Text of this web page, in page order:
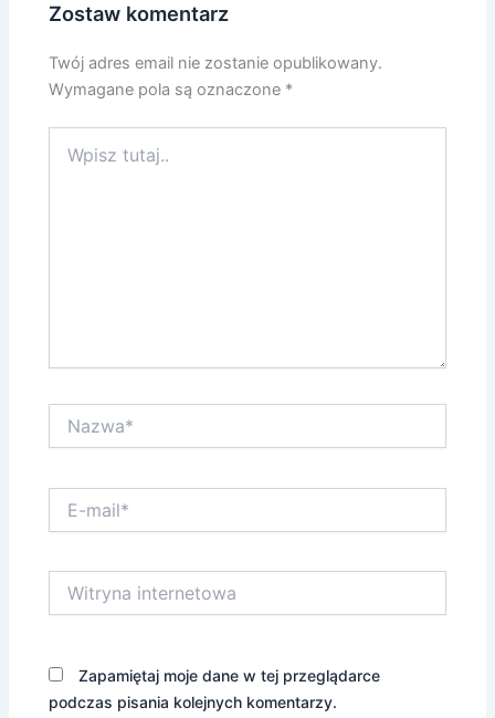
Zostaw komentarz
Twój adres email nie zostanie opublikowany.
Wymagane pola są oznaczone *
tutaj..
mail*
internetowa
Zapamiętaj moje dane w tej przeglądarce
podczas pisania kolejnych komentarzy.